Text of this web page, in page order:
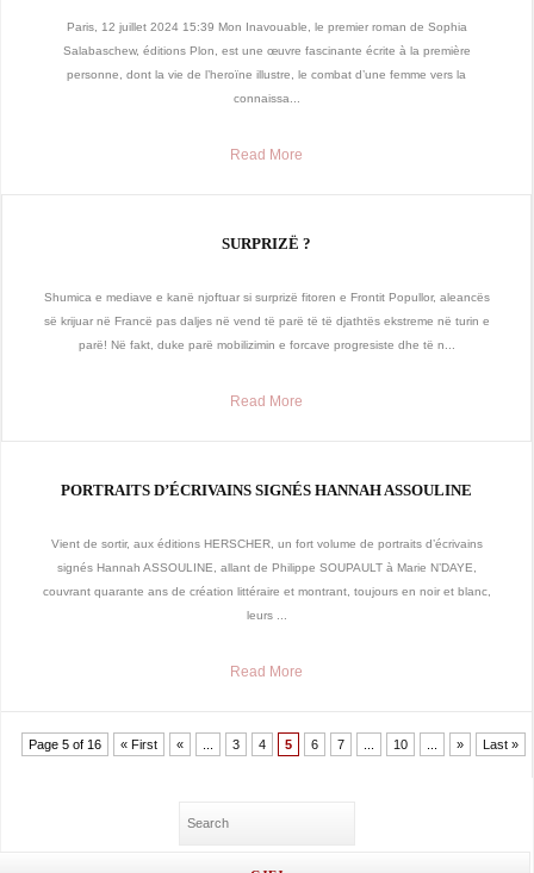
Paris, 12 juillet 2024 15:39 Mon Inavouable, le premier roman de Sophia
Salabaschew, éditions Plon, est une œuvre fascinante écrite à la première
personne, dont la vie de l’heroïne illustre, le combat d’une femme vers la
connaissa...
Read More
SURPRIZË ?
Shumica e mediave e kanë njoftuar si surprizë fitoren e Frontit Popullor, aleancës
së krijuar në Francë pas daljes në vend të parë të të djathtës ekstreme në turin e
parë! Në fakt, duke parë mobilizimin e forcave progresiste dhe të n...
Read More
PORTRAITS D’ÉCRIVAINS SIGNÉS HANNAH ASSOULINE
Vient de sortir, aux éditions HERSCHER, un fort volume de portraits d’écrivains
signés Hannah ASSOULINE, allant de Philippe SOUPAULT à Marie N’DAYE,
couvrant quarante ans de création littéraire et montrant, toujours en noir et blanc,
leurs ...
Read More
Page 5 of 16 « First « 3 4 5 6 7 10 » Last »